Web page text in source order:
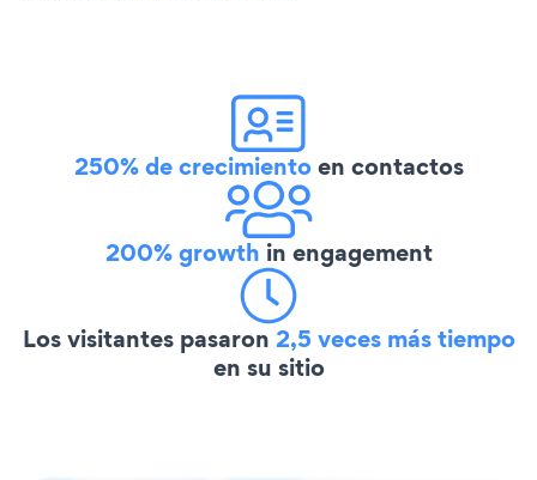
250% de crecimientoen contactos
200% growth in engagement
Los visitantes pasaron 2,5 veces más tiempo
en su sitio